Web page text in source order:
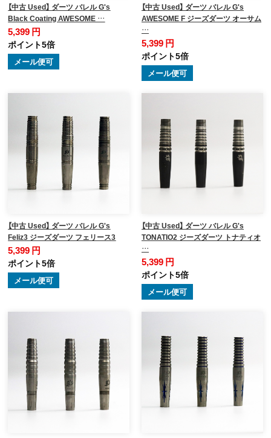
【中古 Used】 ダーツ バレル G's
Black Coating AWESOME …
5,399 円
ポイント5倍
メール便可
【中古 Used】 ダーツ バレル G's
AWESOME F ジーズダーツ オーサム
…
5,399 円
ポイント5倍
メール便可
【中古 Used】 ダーツ バレル G's
Feliz3 ジーズダーツ フェリース3
5,399 円
ポイント5倍
メール便可
【中古 Used】 ダーツ バレル G's
TONATIO2 ジーズダーツ トナティオ
…
5,399 円
ポイント5倍
メール便可